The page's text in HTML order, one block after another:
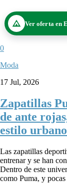
Ver oferta en
0
Moda
17 Jul, 2026
Zapatillas
de ante
estilo
Las zapatillas
entrenar y se han
Dentro de este
como Puma, y